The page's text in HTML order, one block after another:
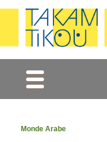
Monde Arabe